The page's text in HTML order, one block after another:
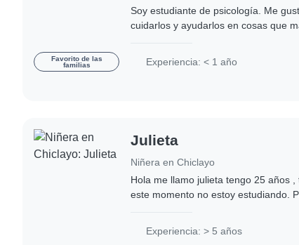
Favorito de las
familias
Soy estudiante de psicología. Me
cuidarlos y ayudarlos en cosas que
Experiencia: < 1 año
Julieta
Niñera en Chiclayo
Hola me llamo julieta tengo 25 años ,
este momento no estoy estudiando. Primera vez no hablo mucho
Experiencia: > 5 años